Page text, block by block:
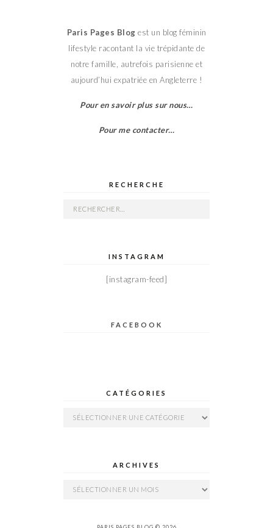
Paris Pages Blog est un blog féminin
lifestyle racontant la vie trépidante de
notre famille, autrefois parisienne et
aujourd’hui expatriée en Angleterre !
Pour en savoir plus sur nous…
Pour me contacter…
RECHERCHE
Rechercher :
INSTAGRAM
[instagram-feed]
FACEBOOK
CATÉGORIES
Catégories
ARCHIVES
Archives